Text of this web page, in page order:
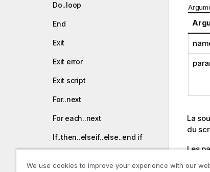
Do..loop
End
Exit
Exit error
Exit script
For..next
For each..next
If..then..elseif..else..end if
La
du
Les
We use cookies to improve your experience with our